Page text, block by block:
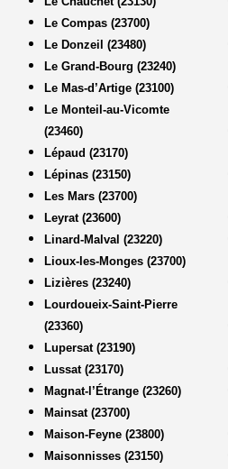
Le Compas (23700)
Le Donzeil (23480)
Le Grand-Bourg (23240)
Le Mas-d’Artige (23100)
Le Monteil-au-Vicomte
(23460)
Lépaud (23170)
Lépinas (23150)
Les Mars (23700)
Leyrat (23600)
Linard-Malval (23220)
Lioux-les-Monges (23700)
Lizières (23240)
Lourdoueix-Saint-Pierre
(23360)
Lupersat (23190)
Lussat (23170)
Magnat-l’Étrange (23260)
Mainsat (23700)
Maison-Feyne (23800)
Maisonnisses (23150)